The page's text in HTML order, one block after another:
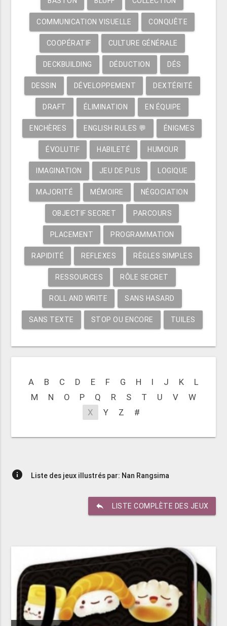
COMMUNICATION VISUELLE CONQUÊTE
COOPÉRATIF CULTURE GÉNÉRALE
DECKBUILDING DÉDUCTION DÉS
DESSIN DÉVELOPPEMENT DEXTÉRITÉ
DRAFT ÉLIMINATION EN ÉQUIPE
ENCHÈRES ENGLISH RULES 💬 ÉNIGMES
ÉVOLUTIF HABILETÉ HUMOUR
IMAGINATION JEU DE PLIS LOGIQUE
MAJORITÉ MÉMOIRE NÉGOCIATION
OBJECTIF SECRET PARCOURS
PLACEMENT PROGRAMMATION
RAPIDITÉ REFLEXES RÈGLES SIMPLES
RESSOURCES RÔLE SECRET
ROLL AND WRITE SANS HASARD
SANS TEXTE STOP OU ENCORE TUILES
A B C D E F G H I J K
L
M
N O P Q R S T U V
W
X
Y Z #
info Liste des jeux illustrés par: Nan Rangsima
reply LISTE COMPLÈTE DES JEUX